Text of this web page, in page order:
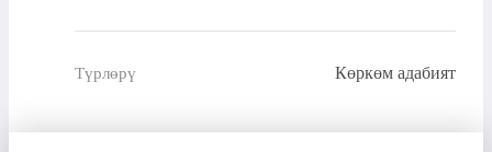
Түрлөрү Көркөм адабият